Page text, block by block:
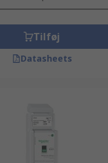
Tilføj
Datasheets